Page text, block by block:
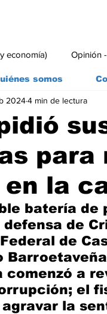
economía) Opinión
Economía y
para
la
20244 min de lectura
batería
de
de
comenzó a
el
la
somos